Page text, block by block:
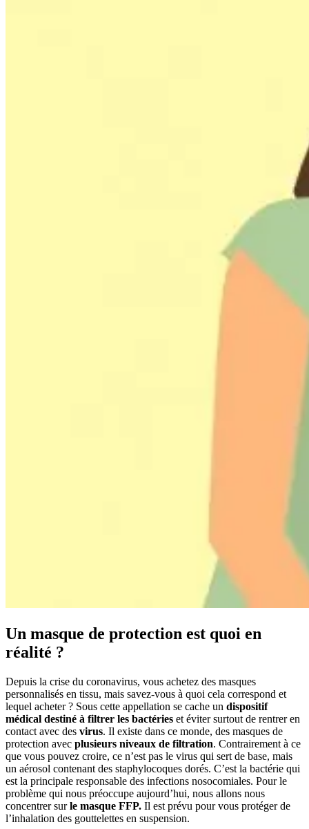
Un masque de protection est quoi en
réalité ?
Depuis la crise du coronavirus, vous achetez des masques
personnalisés en tissu, mais savez-vous à quoi cela correspond et
lequel acheter ? Sous cette appellation se cache un dispositif
médical destiné à filtrer les bactéries et éviter surtout de rentrer en
contact avec des virus. Il existe dans ce monde, des masques de
protection avec plusieurs niveaux de filtration. Contrairement à ce
que vous pouvez croire, ce n’est pas le virus qui sert de base, mais
un aérosol contenant des staphylocoques dorés. C’est la bactérie qui
est la principale responsable des infections nosocomiales. Pour le
problème qui nous préoccupe aujourd’hui, nous allons nous
concentrer surle masque FFP. Il est prévu pour vous protéger de
l’inhalation des gouttelettes en suspension.